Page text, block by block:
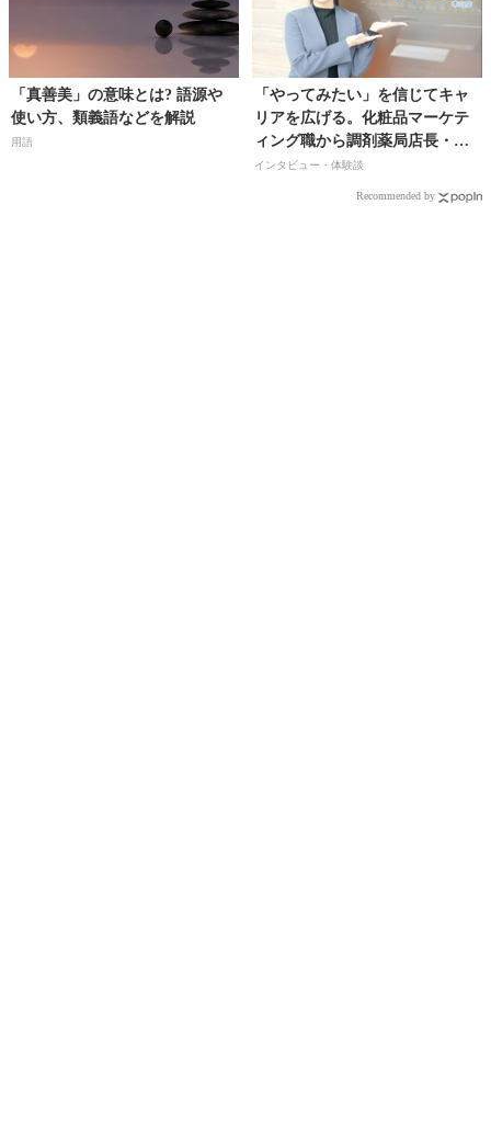
「真善美」の意味とは? 語源や
使い方、類義語などを解説
用語
「やってみたい」を信じてキャ
リアを広げる。化粧品マーケテ
ィング職から調剤薬局店長・管
理薬剤師・人事・教育の多職種
インタビュー・体験談
Recommended by